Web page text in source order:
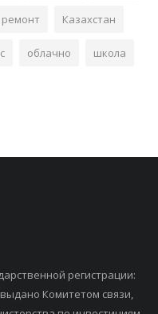
ремонт Казахстан
облачно школа
регистрации:
Комитетом связи,